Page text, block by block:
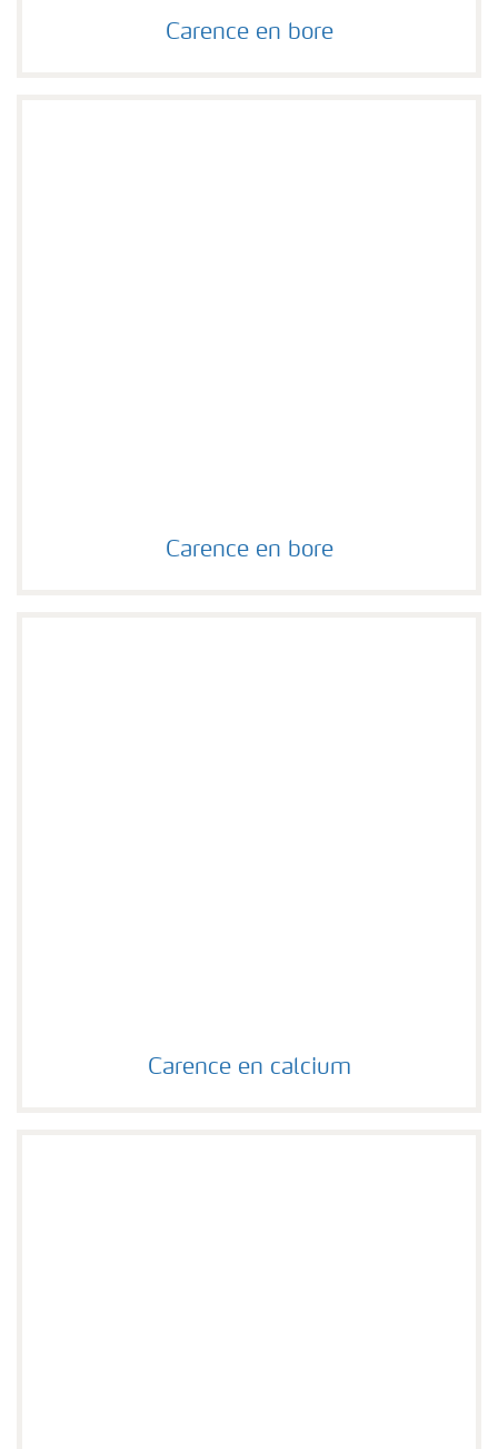
Carence en bore
Carence en bore
Carence en bore
Carence en bore
Carence en calcium
Carence en calcium